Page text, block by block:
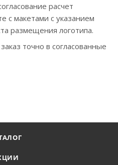
расчет
с макетами с указанием
размещения логотипа.
точно в согласованные